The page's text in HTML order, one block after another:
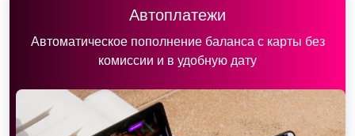
Автоплатежи
Автоматическое пополнение баланса с карты без
комиссии и в удобную дату